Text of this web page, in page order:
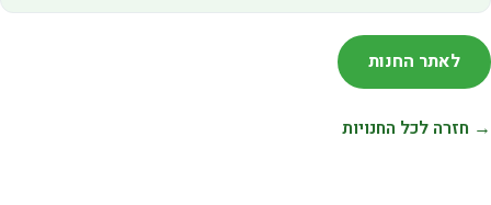
לאתר החנות
→ חזרה לכל החנויות